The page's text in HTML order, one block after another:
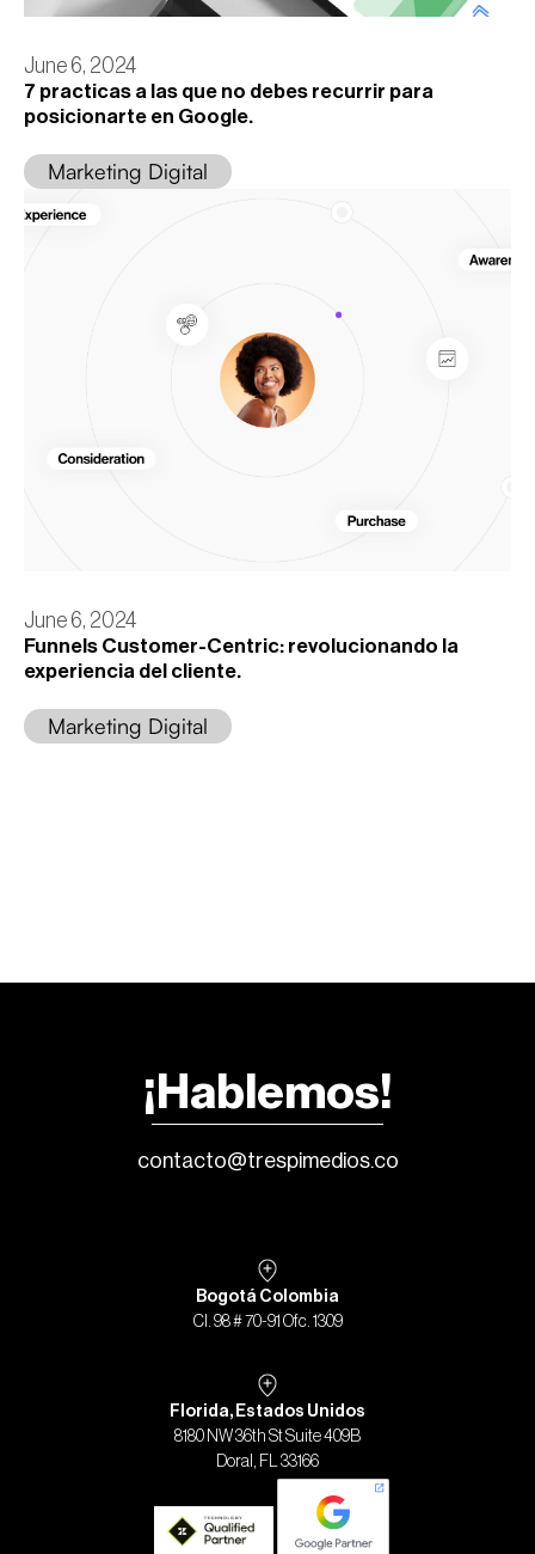
June 6, 2024
7 practicas a las que no debes recurrir para
posicionarte en Google.
Marketing Digital
June 6, 2024
Funnels Customer-Centric: revolucionando la
experiencia del cliente.
Marketing Digital
¡Hablemos!
contacto@trespimedios.co
Bogotá Colombia
Cl. 98 # 70-91 Ofc. 1309
Florida, Estados Unidos
8180 NW 36th St Suite 409B
Doral, FL 33166